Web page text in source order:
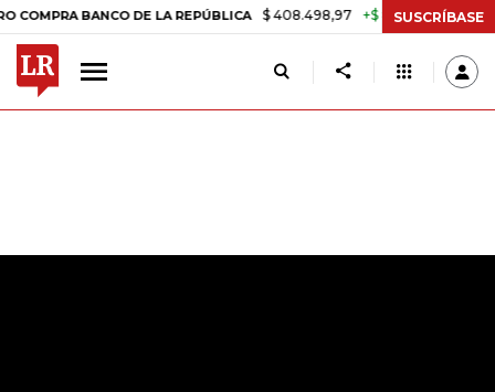
BANCO DE LA REPÚBLICA $ 408.498,97 +$ 8.753,81 +2,19% TASA
SUSCRÍBASE